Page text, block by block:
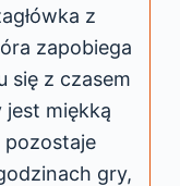
z
zapobiega
się z czasem
jest miękką
pozostaje
gry,